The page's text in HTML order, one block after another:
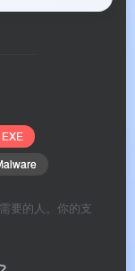
即采取措施保
要的人。你的支